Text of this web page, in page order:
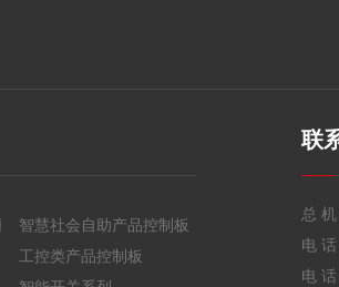
智慧社会自助产品控制板
工控类产品控制板
联
总 机
电 话
电 话